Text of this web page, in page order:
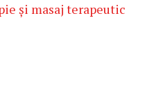
și masaj terapeutic